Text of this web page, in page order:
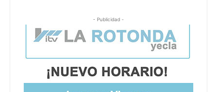
- Publicidad -